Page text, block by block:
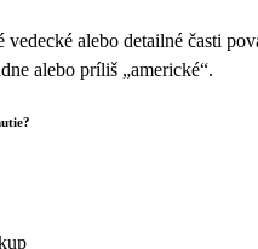
vedecké alebo detailné časti
alebo príliš „americké“.